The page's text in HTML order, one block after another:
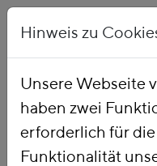
Startseite Publikationen
Hinweis zu
Unsere Webseite
haben zwei
erforderlich für
Funktionalität